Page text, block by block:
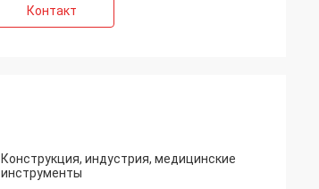
Контакт
Конструкция, индустрия, медицинские
инструменты